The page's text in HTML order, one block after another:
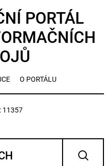
PORTÁL
O PORTÁLU
11357